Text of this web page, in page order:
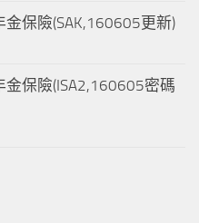
保險(SAK,160605更新)
保險(ISA2,160605密碼